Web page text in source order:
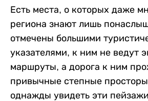
Есть места, о которых даже
региона знают лишь
отмечены большими
указателями, к ним не ведут
маршруты, а дорога к ним
привычные степные
однажды увидеть эти